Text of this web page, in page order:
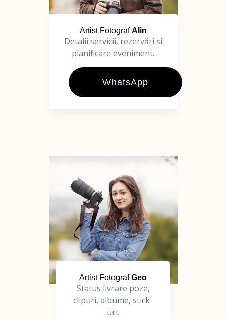
Artist FotografAlin
Detalii servicii, rezervări și
planificare eveniment.
WhatsApp
Artist FotografGeo
Status livrare poze,
clipuri, albume, stick-
uri.